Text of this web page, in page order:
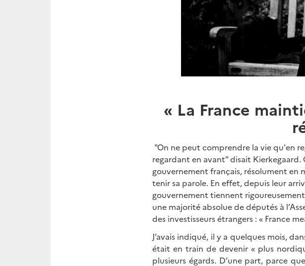
« La France
"On ne peut comprendre la vie qu'en
regardant en avant" disait
gouvernement français, résolument en
tenir sa parole. En effet, depuis leur
gouvernement tiennent
une majorité absolue de députés à
des investisseurs étrangers : « France
J’avais indiqué, il y a quelques mois,
était en train de devenir « plus
plusieurs égards. D’une part, parce